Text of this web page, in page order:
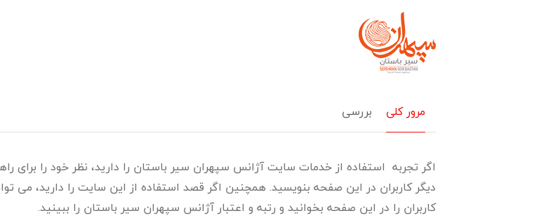
مرور کلی بررسی
اگر تجربه استفاده از خدمات سایت آژانس سپهران سیر باستان را دارید، نظر خود را برای
دیگر کاربران در این صفحه بنویسید. همچنین اگر قصد استفاده از این سایت را دارید، می
کاربران را در این صفحه بخوانید و رتبه و اعتبار آژانس سپهران سیر باستان را ببینید.